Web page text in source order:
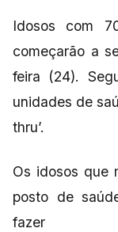
Idosos com
começarão a
feira (24).
unidades de
thru’.
Os idosos que
posto de